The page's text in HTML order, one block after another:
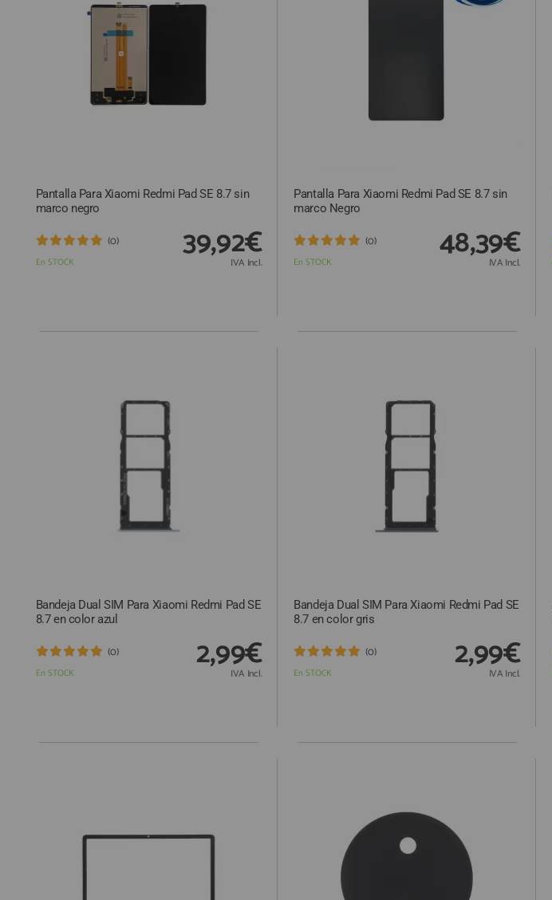
CRISTAL TEMPLADO
HIDROGEL APOKIN
SOLICITAR REPARACIÓN
TOP VENTAS REPUESTOS
912 477 744
HORARIO de TIENDA:
Lunes a Viernes 09:30h a 20:00h
También atendemos Whatsapp
Pantalla Para Xiaomi Redmi Pad SE 8.7 sin
marco negro
En STOCK
(0) 39,92€
IVA Incl.
Pantalla Para Xiaomi Redmi Pad SE 8.7 sin
marco Negro
En STOCK
(0) 48,39€
IVA Incl.
Bandeja Dual SIM Para Xiaomi Redmi Pad SE
8.7 en color azul
En STOCK
(0) 2,99€
IVA Incl.
Bandeja Dual SIM Para Xiaomi Redmi Pad SE
8.7 en color gris
En STOCK
(0) 2,99€
IVA Incl.